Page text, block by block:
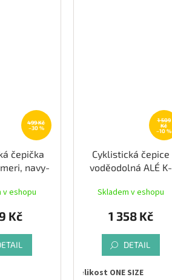
499 Kč
–30 %
čepička
navy-
v eshopu
Kč
1 509
Kč
–10 %
Cyklistická čepice
voděodolná ALÉ K-
Skladem v eshopu
1 358 Kč
DETAIL
Velikost ONE SIZE